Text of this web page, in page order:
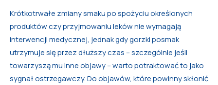
Krótkotrwałe zmiany smaku po spożyciu określonych
produktów czy przyjmowaniu leków nie wymagają
interwencji medycznej, jednak gdy gorzki posmak
utrzymuje się przez dłuższy czas – szczególnie jeśli
towarzyszą mu inne objawy – warto potraktować to jako
sygnał ostrzegawczy. Do objawów, które powinny skłonić